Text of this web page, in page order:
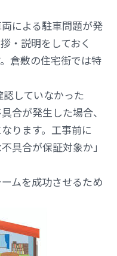
による駐車問題が発
・説明をしておく
倉敷の住宅街では特
していなかった
合が発生した場合、
ります。工事前に
具合が保証対象か」
ムを成功させるため